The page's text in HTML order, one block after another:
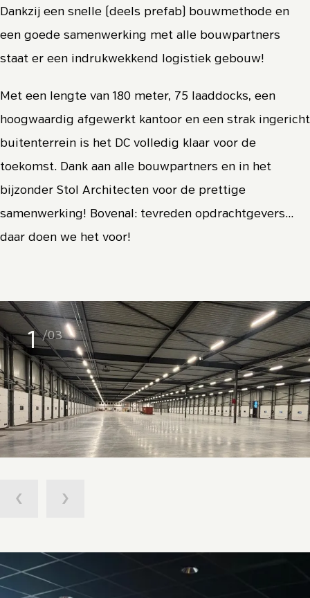
Dankzij een snelle (deels prefab) bouwmethode en
een goede samenwerking met alle bouwpartners
staat er een indrukwekkend logistiek gebouw!
Met een lengte van 180 meter, 75 laaddocks, een
hoogwaardig afgewerkt kantoor en een strak ingericht
buitenterrein is het DC volledig klaar voor de
toekomst. Dank aan alle bouwpartners en in het
bijzonder Stol Architecten voor de prettige
samenwerking! Bovenal: tevreden opdrachtgevers...
daar doen we het voor!
1 /03